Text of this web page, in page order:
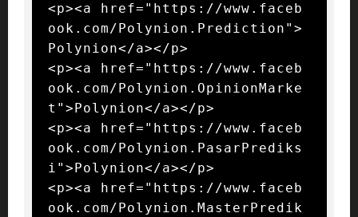
<p><a href="https://www.faceb
ook.com/Polynion.Prediction">
Polynion</a></p>
<p><a href="https://www.faceb
ook.com/Polynion.OpinionMarke
t">Polynion</a></p>
<p><a href="https://www.faceb
ook.com/Polynion.PasarPrediks
i">Polynion</a></p>
<p><a href="https://www.faceb
ook.com/Polynion.MasterPredik